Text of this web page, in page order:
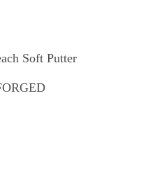
Soft Putter